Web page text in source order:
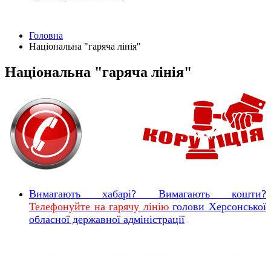
Головна
Національна "гаряча лінія"
Національна "гаряча лінія"
Вимагають хабарі? Вимагають кошти?
Телефонуйте на гарячу лінію голови Херсонської
обласної державної адміністрації